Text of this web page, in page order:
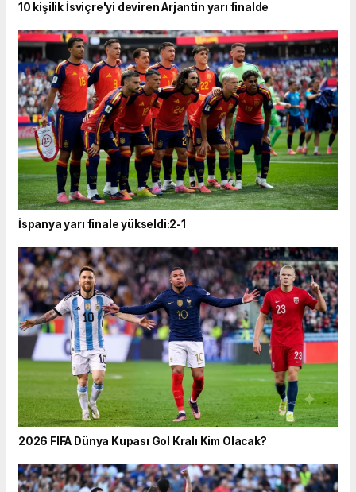
10 kişilik İsviçre'yi deviren Arjantin yarı finalde
İspanya yarı finale yükseldi:2-1
2026 FIFA Dünya Kupası Gol Kralı Kim Olacak?